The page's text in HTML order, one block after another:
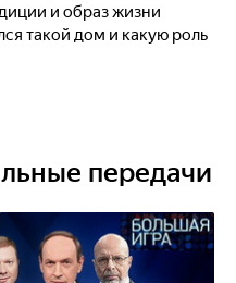
и образ жизни
такой дом и какую роль
передачи